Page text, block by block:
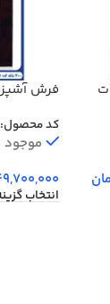
کد محصول:
موجود
انتخاب